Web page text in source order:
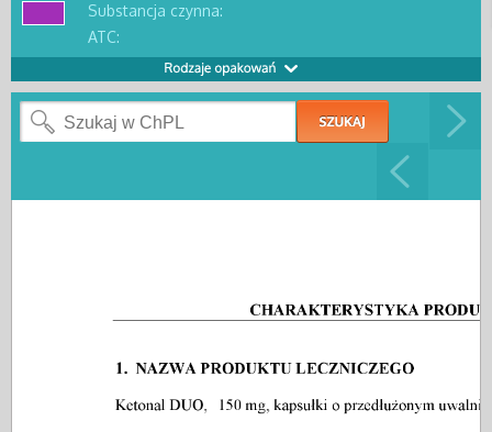
Substancja czynna:
ATC: